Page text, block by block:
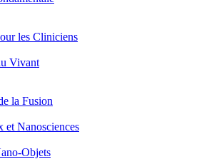
les Cliniciens
Vivant
la Fusion
Nanosciences
Objets